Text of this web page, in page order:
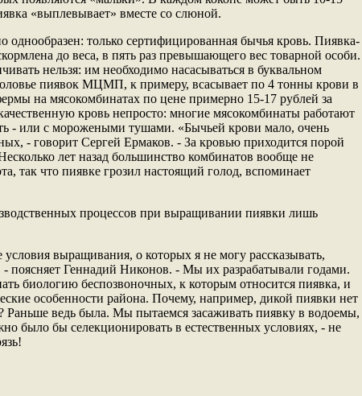
«выплевывает» вместе со слюной.
однообразен: только сертифицированная бычья кровь. Пиявка-
до веса, в пять раз превышающего вес товарной особи.
нельзя: им необходимо насасываться в буквальном
пиявок МЦМП, к примеру, всасывает по 4 тонны крови в
на мясокомбинатах по цене примерно 15-17 рублей за
кровь непросто: многие мясокомбинаты работают
- или с морожеными тушами. «Бычьей крови мало, очень
- говорит Сергей Ермаков. - За кровью приходится порой
лет назад большинство комбинатов вообще не
так что пиявке грозил настоящий голод, вспоминает
процессов при выращивании пиявки лишь
выращивания, о которых я не могу рассказывать,
- поясняет Геннадий Никонов. - Мы их разрабатывали годами.
биологию беспозвоночных, к которым относится пиявка, и
особенности района. Почему, например, дикой пиявки нет
Раньше ведь была. Мы пытаемся засаживать пиявку в водоемы,
было бы селекционировать в естественных условиях, - не